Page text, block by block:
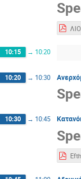
10:15 → 10:20
10:20 → 10:30
10:30 → 10:45